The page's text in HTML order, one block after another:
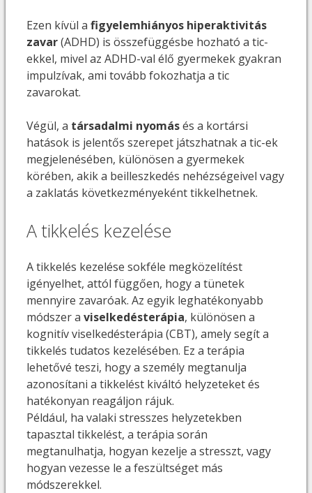
Ezen kívül a figyelemhiányos hiperaktivitás
zavar(ADHD) is összefüggésbe hozható a tic-
ekkel, mivel az ADHD-val élő gyermekek gyakran
impulzívak, ami tovább fokozhatja a tic
zavarokat.
Végül, a társadalmi nyomásés a kortársi
hatások is jelentős szerepet játszhatnak a tic-ek
megjelenésében, különösen a gyermekek
körében, akik a beilleszkedés nehézségeivel vagy
a zaklatás következményeként tikkelhetnek.
A tikkelés kezelése
A tikkelés kezelése sokféle megközelítést
igényelhet, attól függően, hogy a tünetek
mennyire zavaróak. Az egyik leghatékonyabb
módszer a viselkedésterápia, különösen a
kognitív viselkedésterápia (CBT), amely segít a
tikkelés tudatos kezelésében. Ez a terápia
lehetővé teszi, hogy a személy megtanulja
azonosítani a tikkelést kiváltó helyzeteket és
hatékonyan reagáljon rájuk.
Például, ha valaki stresszes helyzetekben
tapasztal tikkelést, a terápia során
megtanulhatja, hogyan kezelje a stresszt, vagy
hogyan vezesse le a feszültséget más
módszerekkel.